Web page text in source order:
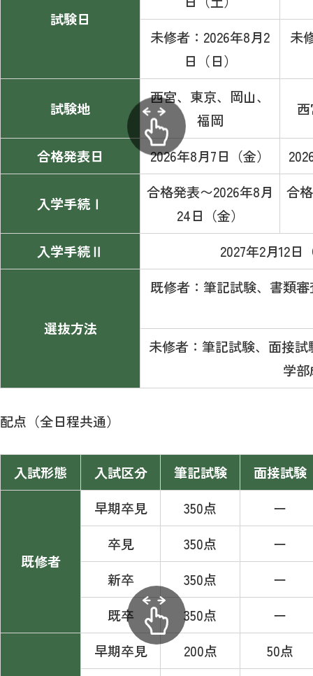
試験日
未修者：2026年8月2
日（日）
未
試験地
西宮、東京、岡山、
福岡
合格発表日 2026年8月7日（金）
入学手続Ⅰ
合格発表〜2026年8月
24日（金）
合
入学手続Ⅱ 2027年2月12日
選抜方法
既修者：筆記試験、書類
未修者：筆記試験、面接
学
配点（全日程共通）
入試形態 入試区分 筆記試験 面接試験
既修者
早期卒見 350点
ー
卒見
350点
ー
新卒
350点
ー
既卒
350点 ー
早期卒見 200点
50点